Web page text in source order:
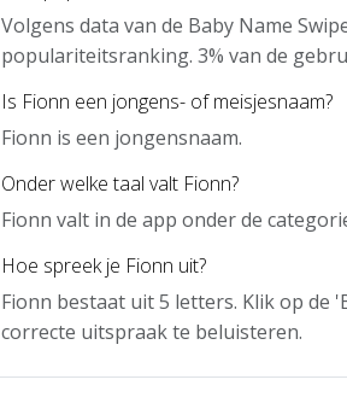
Volgens data van de Baby Name
populariteitsranking. 3% van de
Is Fionn een jongens- of meisjesnaam?
Fionn is een jongensnaam.
Onder welke taal valt Fionn?
Fionn valt in de app onder de
Hoe spreek je Fionn uit?
Fionn bestaat uit 5 letters. Klik op de
correcte uitspraak te beluisteren.